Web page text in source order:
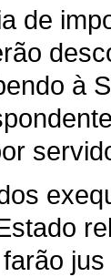
de
à